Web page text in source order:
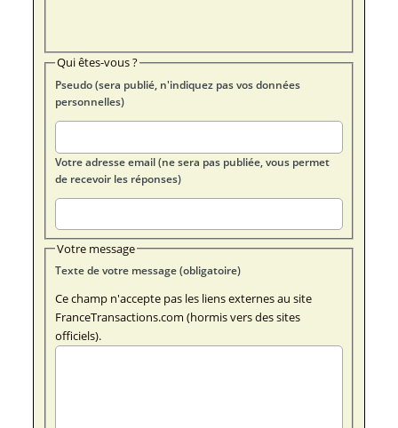
Qui êtes-vous ?
Pseudo (sera publié, n'indiquez pas vos données
personnelles)
Votre adresse email (ne sera pas publiée, vous permet
de recevoir les réponses)
Votre message
Texte de votre message (obligatoire)
Ce champ n'accepte pas les liens externes au site
FranceTransactions.com (hormis vers des sites
officiels).